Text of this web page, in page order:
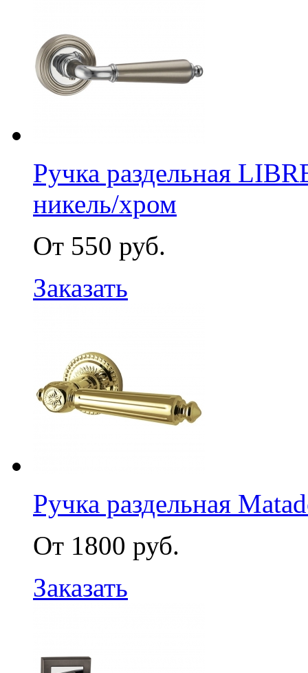
Ручка раздельная
никель/хром
От 550 руб.
Заказать
Ручка раздельная
От 1800 руб.
Заказать